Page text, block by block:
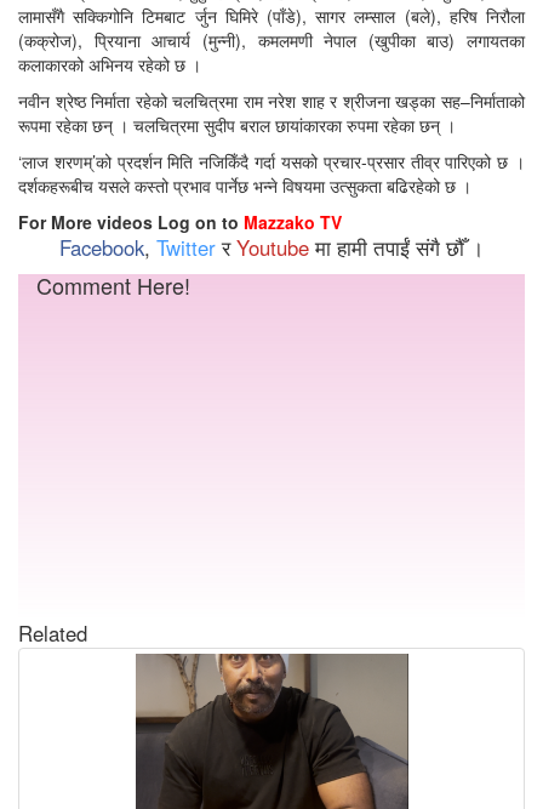
लामासँगै सक्किगोनि टिमबाट र्जुन घिमिरे (पाँडे), सागर लम्साल (बले), हरिष निरौला
(कक्रोज), प्रियाना आचार्य (मुन्नी), कमलमणी नेपाल (खुपीका बाउ) लगायतका
कलाकारको अभिनय रहेको छ ।
नवीन श्रेष्ठ निर्माता रहेको चलचित्रमा राम नरेश शाह र श्रीजना खड्का सह–निर्माताको
रूपमा रहेका छन् । चलचित्रमा सुदीप बराल छायांकारका रुपमा रहेका छन् ।
‘लाज शरणम्’को प्रदर्शन मिति नजिकिँदै गर्दा यसको प्रचार-प्रसार तीव्र पारिएको छ ।
दर्शकहरूबीच यसले कस्तो प्रभाव पार्नेछ भन्ने विषयमा उत्सुकता बढिरहेको छ ।
For More videos Log on to Mazzako TV
Facebook, TwitterरYoutubeमा हामी तपाईं संगै छौँ ।
Comment Here!
Related